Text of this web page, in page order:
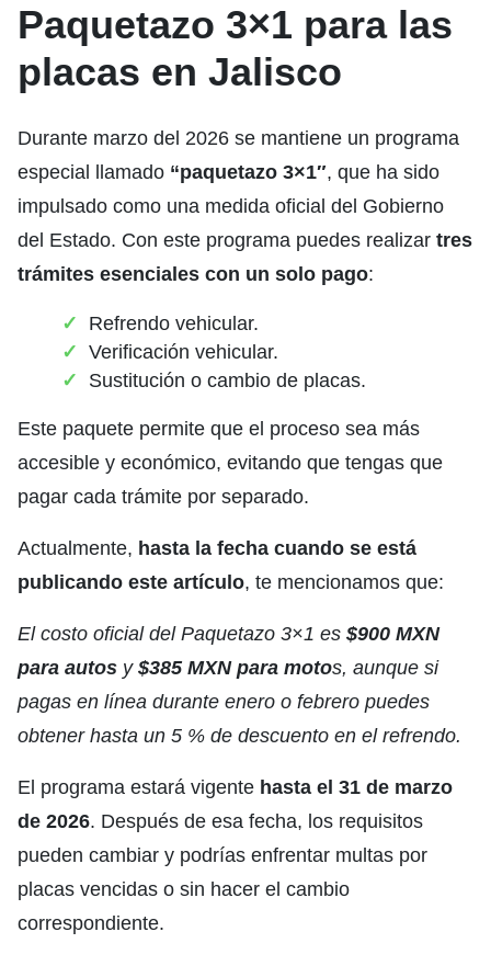
Paquetazo 3×1 para las
placas en Jalisco
Durante marzo del 2026 se mantiene un programa
especial llamado “paquetazo 3×1″, que ha sido
impulsado como una medida oficial del Gobierno
del Estado. Con este programa puedes realizar tres
trámites esenciales con un solo pago:
Refrendo vehicular.
Verificación vehicular.
Sustitución o cambio de placas.
Este paquete permite que el proceso sea más
accesible y económico, evitando que tengas que
pagar cada trámite por separado.
Actualmente, hasta la fecha cuando se está
publicando este artículo, te mencionamos que:
El costo oficial del Paquetazo 3×1 es $900 MXN
para autos y $385 MXN para motos, aunque si
pagas en línea durante enero o febrero puedes
obtener hasta un 5 % de descuento en el refrendo.
El programa estará vigente hasta el 31 de marzo
de 2026. Después de esa fecha, los requisitos
pueden cambiar y podrías enfrentar multas por
placas vencidas o sin hacer el cambio
correspondiente.